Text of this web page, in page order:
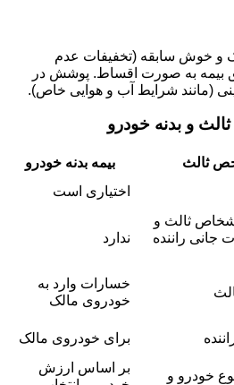
و خوش سابقه (تخفیفات عدم
بیمه به صورت اقساط. پوشش در
(مانند شرایط آب و هوایی خاص).
و بدنه خودرو
ثالث
بیمه بدنه خودرو
اختیاری است
ثالث و
جانی راننده
ندارد
خسارات وارد به
خودروی مالک
برای خودروی مالک
خودرو و
بر اساس ارزش